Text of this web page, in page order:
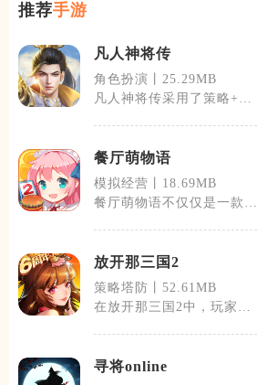
推荐手游
凡人神将传
角色扮演丨25.29MB
凡人神将传采用了策略+角
餐厅萌物语
模拟经营丨18.69MB
餐厅萌物语不仅仅是一款模
放开那三国2
策略塔防丨52.61MB
在放开那三国2中，玩家将
寻将online